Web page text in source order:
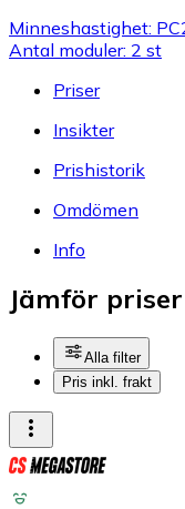
Minneshastighet:
Antal moduler: 2 st
Priser
Insikter
Prishistorik
Omdömen
Info
Jämför
Alla filter
Pris inkl. frakt